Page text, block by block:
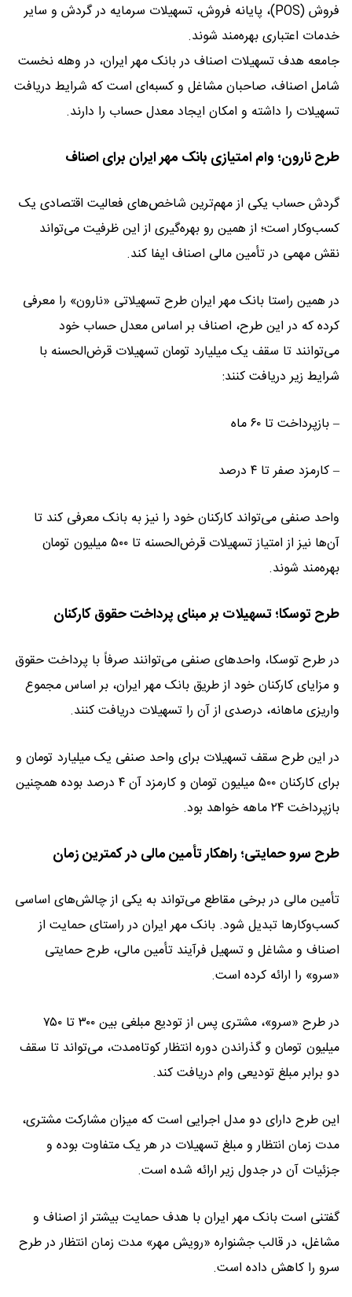
فروش (POS)، پایانه فروش، تسهیلات سرمایه در گردش و سایر
خدمات اعتباری بهره‌مند شوند.
جامعه هدف تسهیلات اصناف در بانک مهر ایران، در وهله نخست
شامل اصناف، صاحبان مشاغل و کسبه‌ای است که شرایط دریافت
تسهیلات را داشته و امکان ایجاد معدل حساب را دارند.
طرح نارون؛ وام امتیازی بانک مهر ایران برای اصناف
گردش حساب یکی از مهم‌ترین شاخص‌های فعالیت اقتصادی یک
کسب‌وکار است؛ از همین رو بهره‌گیری از این ظرفیت می‌تواند
نقش مهمی در تأمین مالی اصناف ایفا کند.
در همین راستا بانک مهر ایران طرح تسهیلاتی «نارون» را معرفی
کرده که در این طرح، اصناف بر اساس معدل حساب خود
می‌توانند تا سقف یک میلیارد تومان تسهیلات قرض‌الحسنه با
شرایط زیر دریافت کنند:
– بازپرداخت تا ۶۰ ماه
– کارمزد صفر تا ۴ درصد
واحد صنفی می‌تواند کارکنان خود را نیز به بانک معرفی کند تا
آن‌ها نیز از امتیاز تسهیلات قرض‌الحسنه تا ۵۰۰ میلیون تومان
بهره‌مند شوند.
طرح توسکا؛ تسهیلات بر مبنای پرداخت حقوق کارکنان
در طرح توسکا، واحدهای صنفی می‌توانند صرفاً با پرداخت حقوق
و مزایای کارکنان خود از طریق بانک مهر ایران، بر اساس مجموع
واریزی ماهانه، درصدی از آن را تسهیلات دریافت کنند.
در این طرح سقف تسهیلات برای واحد صنفی یک میلیارد تومان و
برای کارکنان ۵۰۰ میلیون تومان و کارمزد آن ۴ درصد بوده همچنین
بازپرداخت ۲۴ ماهه خواهد بود.
طرح سرو حمایتی؛ راهکار تأمین مالی در کمترین زمان
تأمین مالی در برخی مقاطع می‌تواند به یکی از چالش‌های اساسی
کسب‌وکارها تبدیل شود. بانک مهر ایران در راستای حمایت از
اصناف و مشاغل و تسهیل فرآیند تأمین مالی، طرح حمایتی
«سرو» را ارائه کرده است.
در طرح «سرو»، مشتری پس از تودیع مبلغی بین ۳۰۰ تا ۷۵۰
میلیون تومان و گذراندن دوره انتظار کوتاه‌مدت، می‌تواند تا سقف
دو برابر مبلغ تودیعی وام دریافت کند.
این طرح دارای دو مدل اجرایی است که میزان مشارکت مشتری،
مدت زمان انتظار و مبلغ تسهیلات در هر یک متفاوت بوده و
جزئیات آن در جدول زیر ارائه شده است.
گفتنی است بانک مهر ایران با هدف حمایت بیشتر از اصناف و
مشاغل، در قالب جشنواره «رویش مهر» مدت زمان انتظار در طرح
سرو را کاهش داده است.